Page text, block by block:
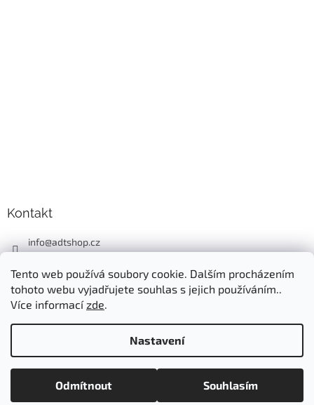
Tento web používá soubory cookie. Dalším procházením
tohoto webu vyjadřujete souhlas s jejich používáním..
Více informacízde.
Nastavení
Odmítnout Souhlasím
Kontakt
info@adtshop.cz
+420724549949
Vytvořil Shoptet
Copyright 2026ADT SHOP . Všechna práva vyhrazena.